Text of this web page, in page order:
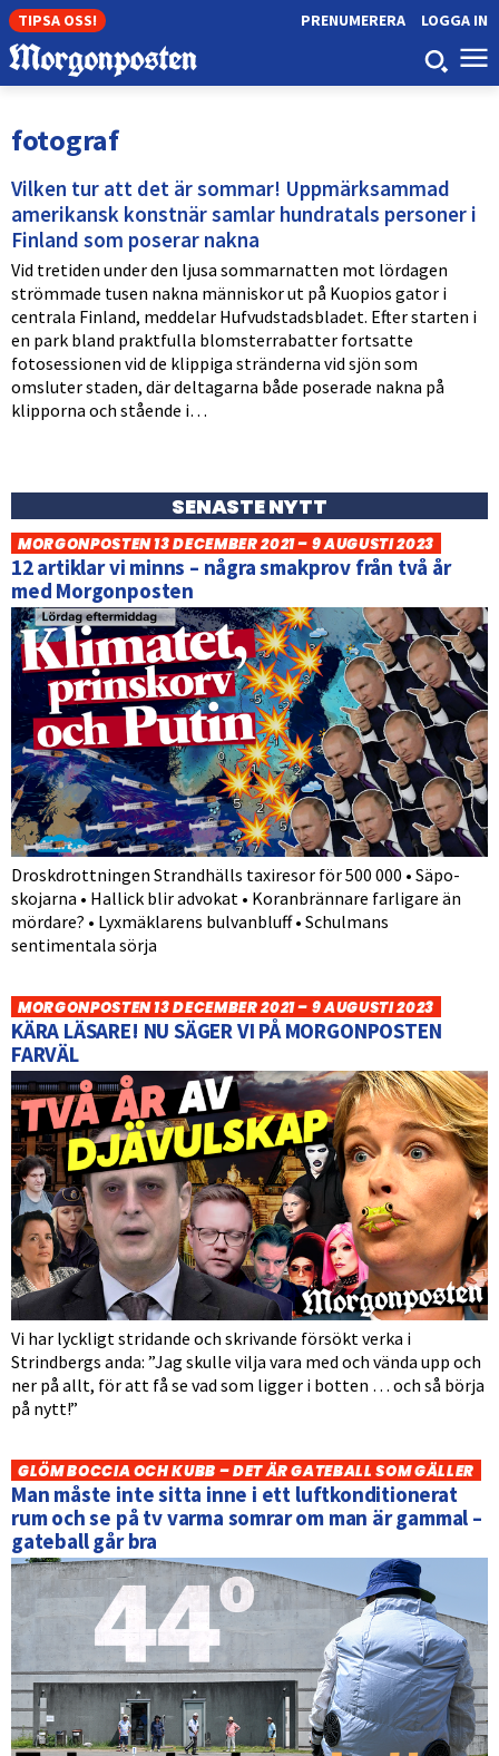
TIPSA OSS! LOGGA IN
PRENUMERERA
fotograf
Vilken tur att det är sommar! Uppmärksammad
amerikansk konstnär samlar hundratals personer i
Finland som poserar nakna
Vid tretiden under den ljusa sommarnatten mot lördagen
strömmade tusen nakna människor ut på Kuopios gator i
centrala Finland, meddelar Hufvudstadsbladet. Efter starten i
en park bland praktfulla blomsterrabatter fortsatte
fotosessionen vid de klippiga stränderna vid sjön som
omsluter staden, där deltagarna både poserade nakna på
klipporna och stående i…
SENASTE NYTT
MORGONPOSTEN 13 DECEMBER 2021 – 9 AUGUSTI 2023
12 artiklar vi minns – några smakprov från två år
med Morgonposten
Droskdrottningen Strandhälls taxiresor för 500 000 • Säpo-
skojarna • Hallick blir advokat • Koranbrännare farligare än
mördare? • Lyxmäklarens bulvanbluff • Schulmans
sentimentala sörja
MORGONPOSTEN 13 DECEMBER 2021 – 9 AUGUSTI 2023
KÄRA LÄSARE! NU SÄGER VI PÅ MORGONPOSTEN
FARVÄL
Vi har lyckligt stridande och skrivande försökt verka i
Strindbergs anda: ”Jag skulle vilja vara med och vända upp och
ner på allt, för att få se vad som ligger i botten … och så börja
på nytt!”
GLÖM BOCCIA OCH KUBB – DET ÄR GATEBALL SOM GÄLLER
Man måste inte sitta inne i ett luftkonditionerat
rum och se på tv varma somrar om man är gammal –
gateball går bra